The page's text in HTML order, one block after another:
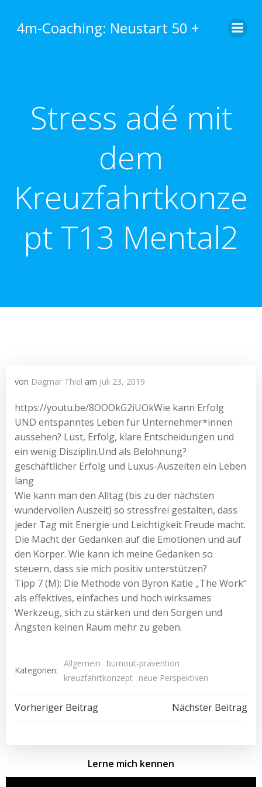
springen
4m-Coaching: Neustart 50 +
Stress adé mit
dem
Kreuzfahrtkonze
pt T13 Mental2
von Dagmar Thiel am Juli 23, 2019
https://youtu.be/8OOOkG2iUOkWie kann Erfolg
UND entspanntes Leben für Unternehmer*innen
aussehen? Lust, Erfolg, klare Entscheidungen und
ein wenig Disziplin.Und als Belohnung?
geschäftlicher Erfolg und Luxus-Auszeiten ein Leben
lang
Wie kann man den Alltag (bis zu der nächsten
wundervollen Auszeit) so stressfrei gestalten, dass
jeder Tag mit Energie und Leichtigkeit Freude macht.
Die Macht der Gedanken auf die Emotionen und auf
den Körper. Wie kann ich meine Gedanken so
steuern, dass sie mich positiv unterstützen?
Tipp 7 (M): Die Methode von Byron Katie „The Work“
als effektives, einfaches und hoch wirksames
Werkzeug, sich zu stärken und den Sorgen und
Ängsten keinen Raum mehr zu geben.
Kategorien:
Allgemein
burnout-prävention
kreuzfahrtkonzept
neue Perspektiven
Beitragsnavigation
Vorheriger Beitrag Nächster Beitrag
Lerne mich kennen